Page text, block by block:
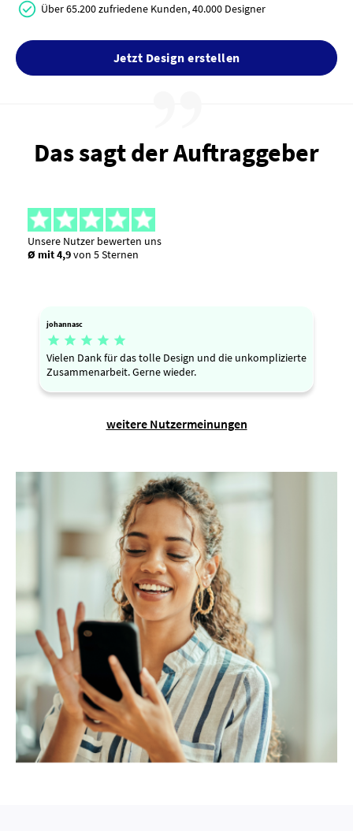
Über 65.200 zufriedene Kunden, 40.000 Designer
Jetzt Design erstellen
Das sagt der Auftraggeber
Unsere Nutzer bewerten uns
Ø mit 4,9von 5 Sternen
johannasc
    
Vielen Dank für das tolle Design und die unkomplizierte
Zusammenarbeit. Gerne wieder.
weitere Nutzermeinungen